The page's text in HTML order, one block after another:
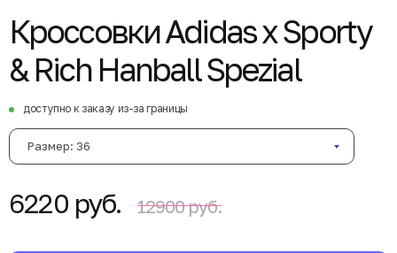
Кроссовки Adidas x Sporty
& Rich Hanball Spezial
доступно к заказу из-за границы
Размер: 36
6220 руб. 12900 руб.